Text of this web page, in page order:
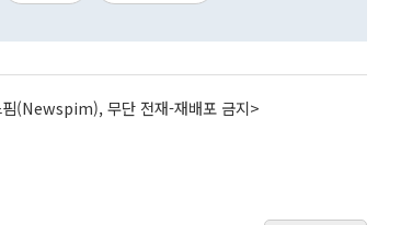
핌(Newspim), 무단 전재-재배포 금지>